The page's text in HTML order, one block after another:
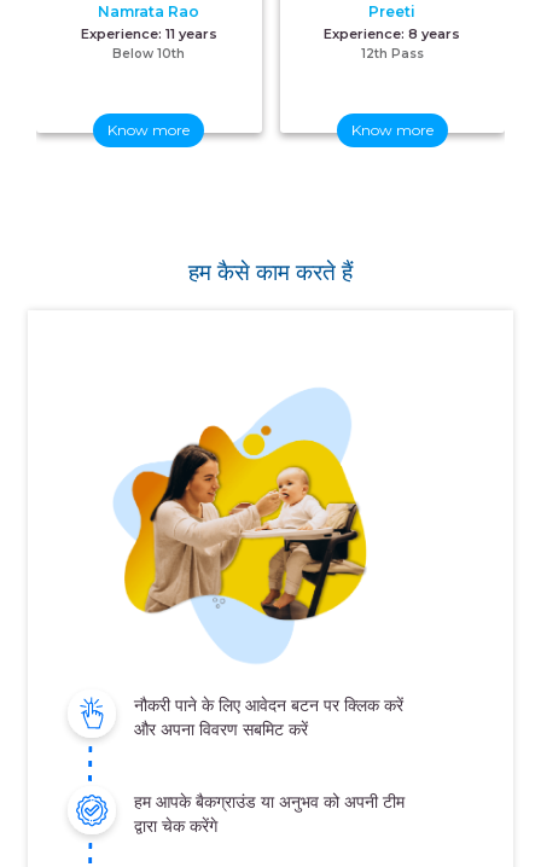
Namrata Rao
Experience: 11 years
Below 10th
Know more
Preeti
Experience:8 years
12th Pass
Know more
हम कैसे काम करते हैं
नौकरी पाने के लिए आवेदन बटन पर क्लिक करें
और अपना विवरण सबमिट करें
हम आपके बैकग्राउंड या अनुभव को अपनी टीम
द्वारा चेक करेंगे